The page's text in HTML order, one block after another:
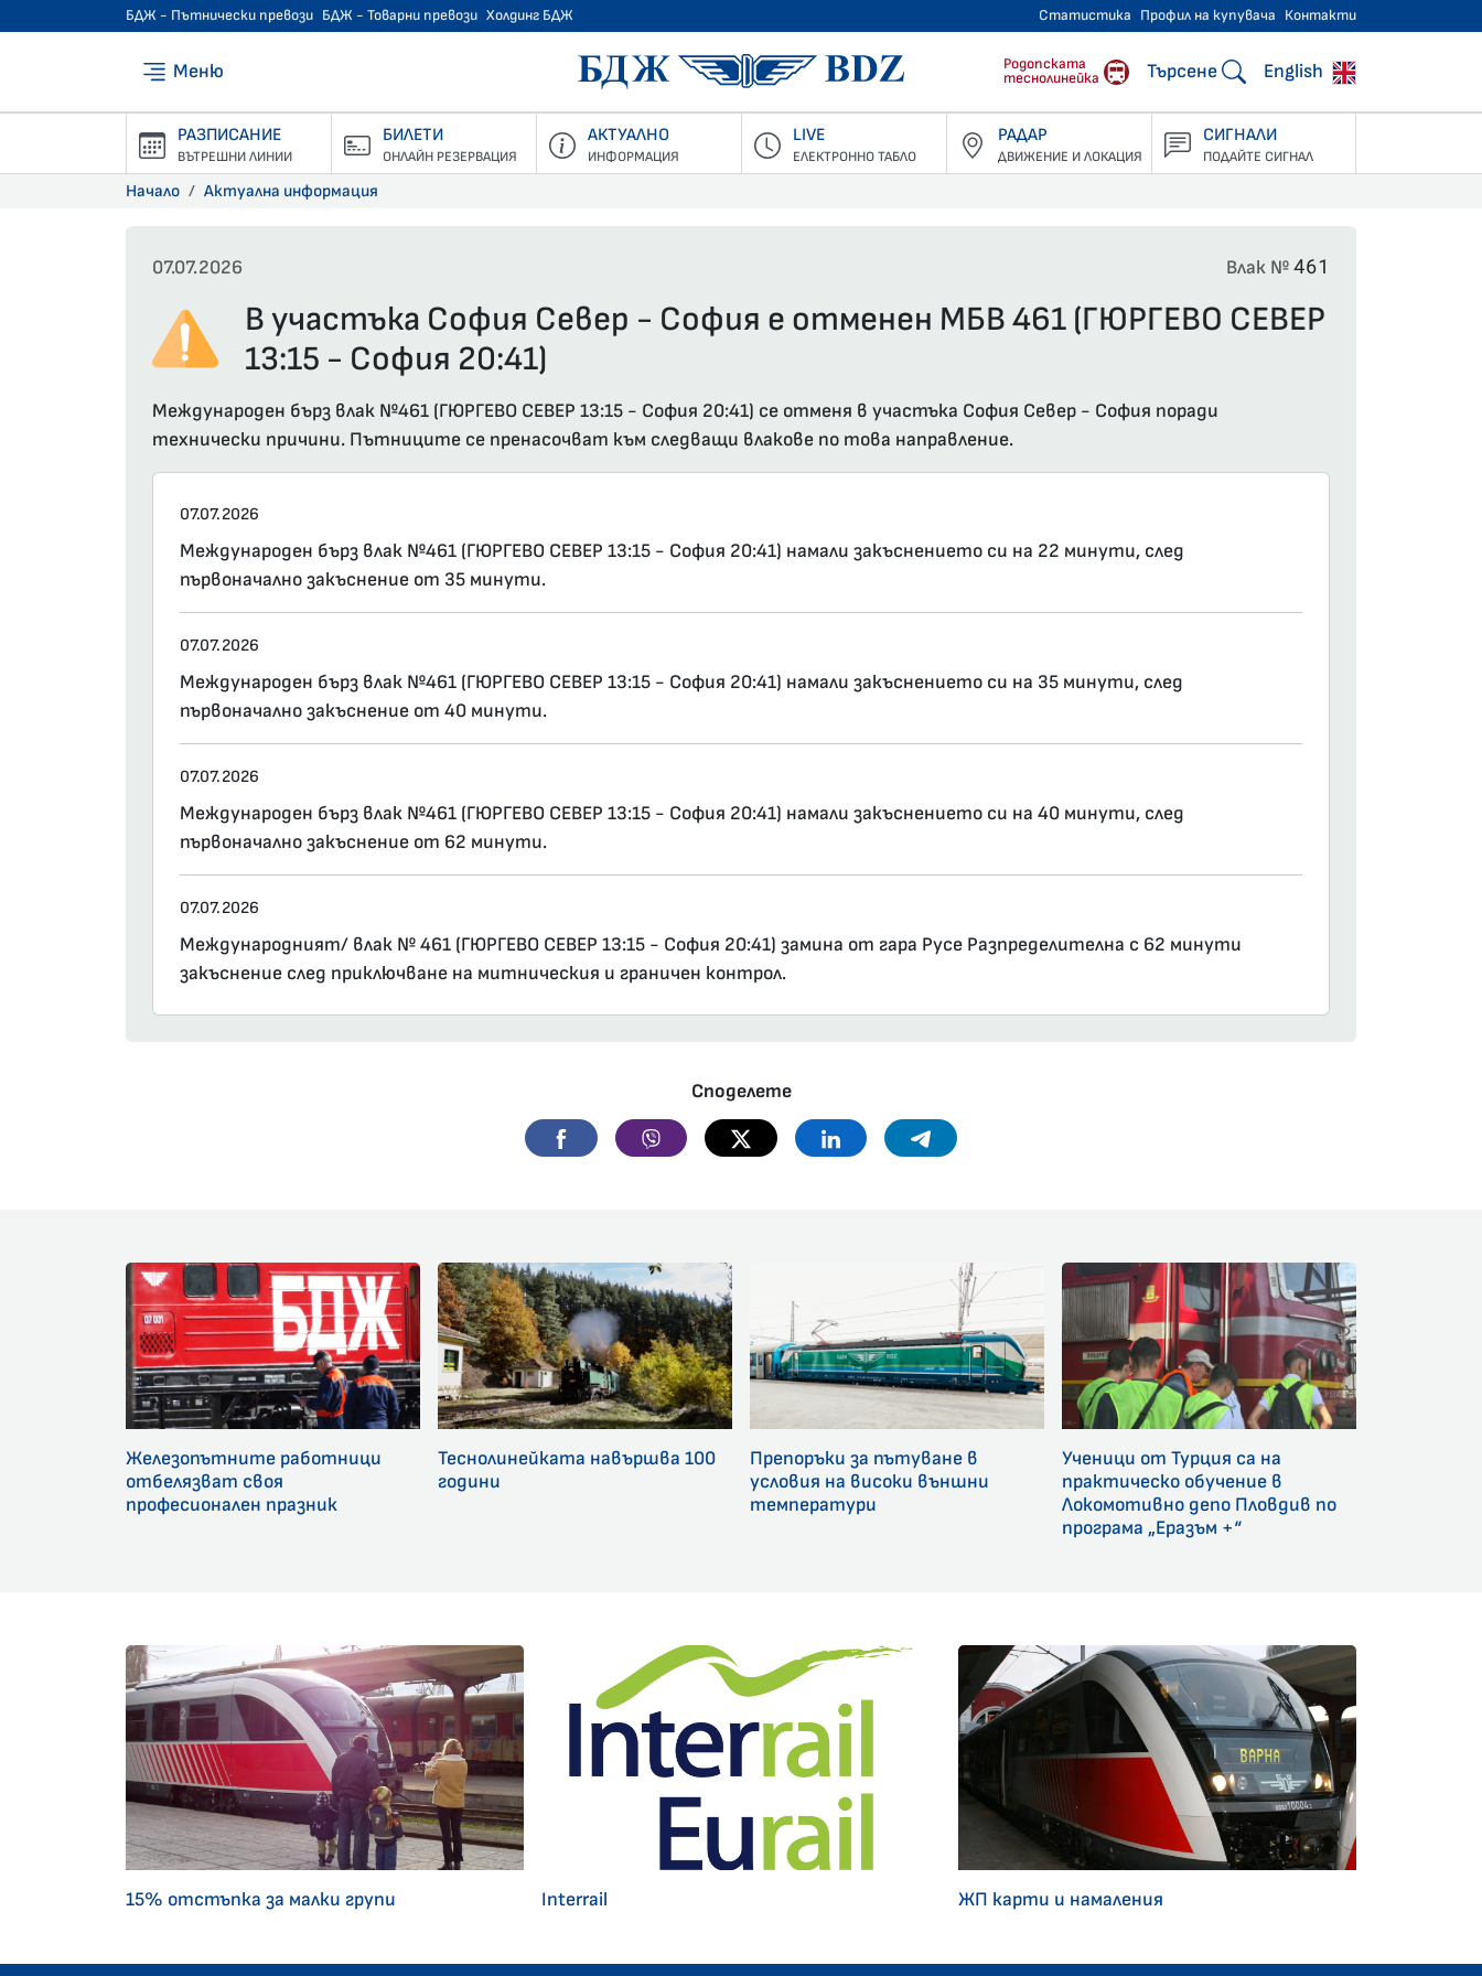
БДЖ - Пътнически превози БДЖ - Товарни превози Холдинг БДЖ Статистика Профил на купувача Контакти
Меню БДЖ - Пътнически превози
Родопската
теснолинейка
Търсене English
РАЗПИСАНИЕ
ВЪТРЕШНИ ЛИНИИ
БИЛЕТИ
ОНЛАЙН РЕЗЕРВАЦИЯ
АКТУАЛНО
ИНФОРМАЦИЯ
LIVE
ЕЛЕКТРОННО ТАБЛО
РАДАР
ДВИЖЕНИЕ И ЛОКАЦИЯ
СИГНАЛИ
ПОДАЙТЕ СИГНАЛ
Начало Актуална информация
07.07.2026 Влак №461
В участъка София Север - София е отменен МБВ 461 (ГЮРГЕВО СЕВЕР
13:15 - София 20:41)
Международен бърз влак №461 (ГЮРГЕВО СЕВЕР 13:15 - София 20:41) се отменя в участъка София Север - София поради
технически причини. Пътниците се пренасочват към следващи влакове по това направление.
07.07.2026
Международен бърз влак №461 (ГЮРГЕВО СЕВЕР 13:15 - София 20:41) намали закъснението си на 22 минути, след
първоначално закъснение от 35 минути.
07.07.2026
Международен бърз влак №461 (ГЮРГЕВО СЕВЕР 13:15 - София 20:41) намали закъснението си на 35 минути, след
първоначално закъснение от 40 минути.
07.07.2026
Международен бърз влак №461 (ГЮРГЕВО СЕВЕР 13:15 - София 20:41) намали закъснението си на 40 минути, след
първоначално закъснение от 62 минути.
07.07.2026
Международният/ влак № 461 (ГЮРГЕВО СЕВЕР 13:15 - София 20:41) замина от гара Русе Разпределителна с 62 минути
закъснение след приключване на митническия и граничен контрол.
Споделете
Facebook Viber Twitter Linkedin Telegram
Железопътните работници
отбелязват своя
професионален празник
Теснолинейката навършва 100
години
Препоръки за пътуване в
условия на високи външни
температури
Ученици от Турция са на
практическо обучение в
Локомотивно депо Пловдив по
програма „Еразъм +“
15% отстъпка за малки групи Interrail ЖП карти и намаления